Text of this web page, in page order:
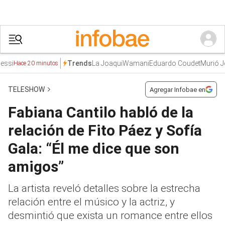
20 minutos TrendsLa JoaquiWamaniEduardo CoudetMurió
TELESHOW Agregar Infobae en
Fabiana Cantilo habló de la
relación de Fito Páez y Sofía
Gala: “Él me dice que son
amigos”
La artista reveló detalles sobre la estrecha
relación entre el músico y la actriz, y
desmintió que exista un romance entre ellos